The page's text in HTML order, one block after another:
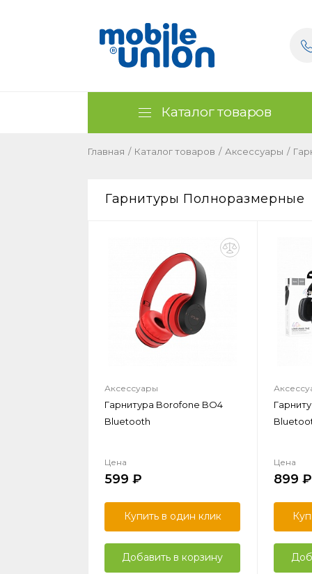
Каталог товаров
Главная / Каталог товаров / Аксессуары /
Гарнитуры Полноразмерные
Аксессуары
Гарнитура Borofone BO4
Bluetooth
Цена
599
Купить в один клик
Добавить в корзину
Цена
899